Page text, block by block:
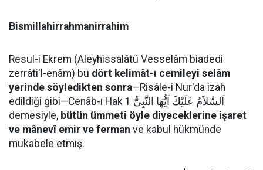
Bismillahirrahmanirrahim
Resul-i Ekrem (Aleyhissalâtü Vesselâm biadedi
zerrâti'l-enâm) bu dört kelimât-ı cemileyi selâm
yerinde söyledikten sonra—Risâle-i Nur'da izah
edildiği gibi—Cenâb-ı Hak اَلسَّلاَمُ عَلَيْكَ اَيُّهَا النَّبِىُّ 1
demesiyle, bütün ümmeti öyle diyeceklerine işaret
ve mânevî emir ve ferman ve kabul hükmünde
mukabele etmiş.